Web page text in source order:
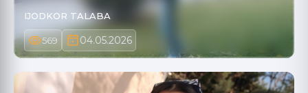
IJODKOR TALABA
569 04.05.2026